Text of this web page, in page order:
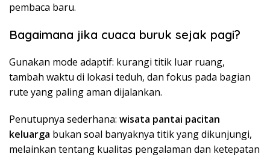
pembaca baru.
Bagaimana jika cuaca buruk sejak pagi?
Gunakan mode adaptif: kurangi titik luar ruang,
tambah waktu di lokasi teduh, dan fokus pada bagian
rute yang paling aman dijalankan.
Penutupnya sederhana: wisata pantai pacitan
keluarga bukan soal banyaknya titik yang dikunjungi,
melainkan tentang kualitas pengalaman dan ketepatan